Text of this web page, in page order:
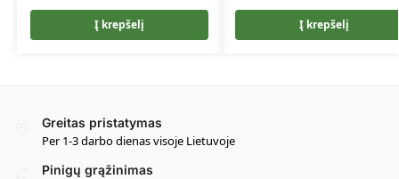
Į krepšelį Į krepšelį
Greitas pristatymas
Per 1-3 darbo dienas visoje Lietuvoje
Pinigų grąžinimas